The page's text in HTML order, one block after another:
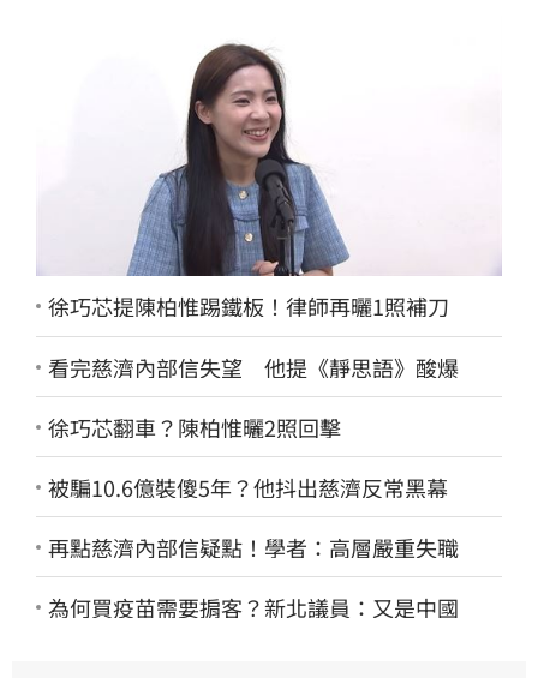
徐巧芯提陳柏惟踢鐵板！律師再曬1照補刀
看完慈濟內部信失望 他提《靜思語》酸爆
徐巧芯翻車？陳柏惟曬2照回擊
被騙10.6億裝傻5年？他抖出慈濟反常黑幕
再點慈濟內部信疑點！學者：高層嚴重失職
為何買疫苗需要掮客？新北議員：又是中國